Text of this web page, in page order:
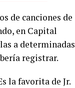
de canciones de
en Capital
a determinadas
registrar.
la favorita de Jr.